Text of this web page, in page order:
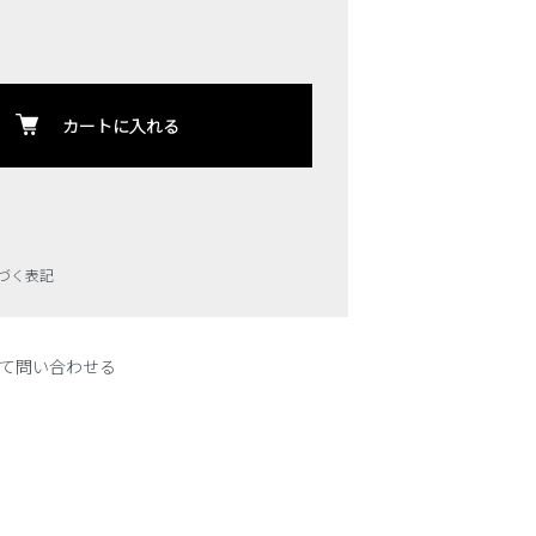
カートに入れる
く表記
問い合わせる